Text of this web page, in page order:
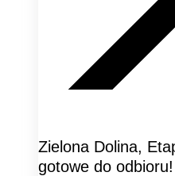
Zielona Dolina,
gotowe do